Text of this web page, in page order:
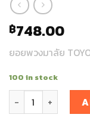
฿748.00
ยอยพวงมาลัย
100 in stock
ยอยพวงมาลัย